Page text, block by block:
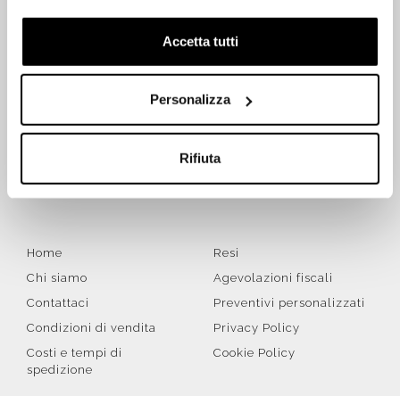
Accetta tutti
Personalizza
Rifiuta
ISCRIVITI SUBITO ALLA NEWSLETTER
Iscriviti
, accetto di ricevere la newsletter ai
Home
Chi siamo
Contattaci
Condizioni di vendita
Costi e tempi di
spedizione
Resi
Agevolazioni fiscali
Preventivi personalizzati
Privacy Policy
Cookie Policy